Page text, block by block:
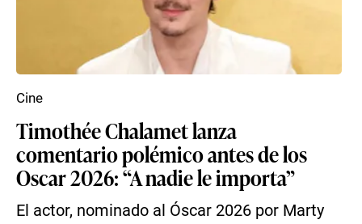
Timothée Chalamet lanza
comentario polémico antes de los
Oscar 2026: “A nadie le importa”
El actor, nominado al Óscar 2026 por Marty
Cine